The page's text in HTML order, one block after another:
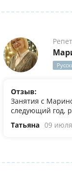
Отзыв:
Занятия с
следующий год,
Татьяна 09